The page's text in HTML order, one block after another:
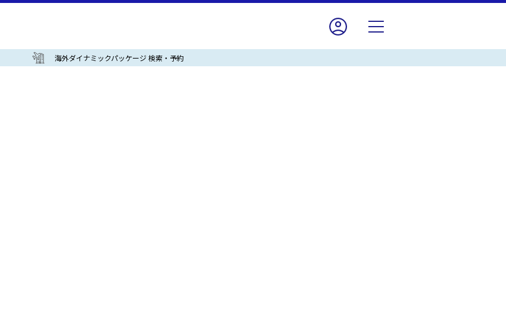
海外ダイナミックパッケージ 検索・予約